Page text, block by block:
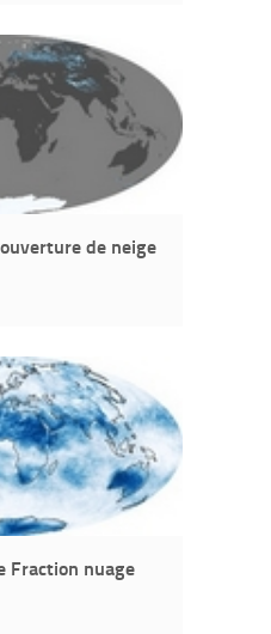
de neige
Fraction nuage